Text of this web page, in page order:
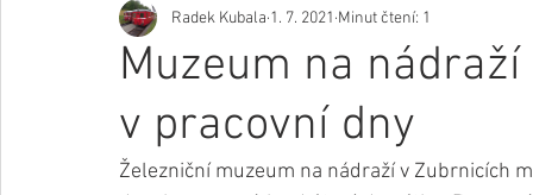
Muzeum na
v pracovní dny
Radek Kubala 1. 7. 2021 Minut čtení: 1
Železniční muzeum na nádraží v Zubrnicích